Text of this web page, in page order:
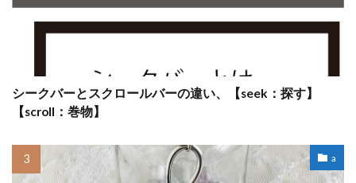
シークバーとスクロールバーの違い、【seek：探す】
【scroll：巻物】
a